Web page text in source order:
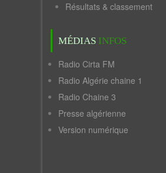
Résultats & classement
MÉDIAS INFOS
Radio Cirta FM
Radio Algérie chaine 1
Radio Chaine 3
Presse algérienne
Version numérique